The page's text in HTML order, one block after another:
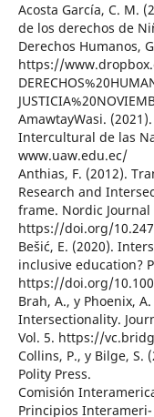
Acosta García, C. M.
de los derechos de
Derechos Humanos,
https://
AmawtayWasi.
Intercultural de las
www.uaw.edu.ec/
Anthias, F. (2012).
Research and
frame. Nordic
https://doi.org/
Bešić, E. (2020).
inclusive education?
https://doi.org/
Brah, A., y Phoenix,
Intersectionality.
Vol. 5. https://
Collins, P., y Bilge, S.
Polity Press.
Comisión
Principios